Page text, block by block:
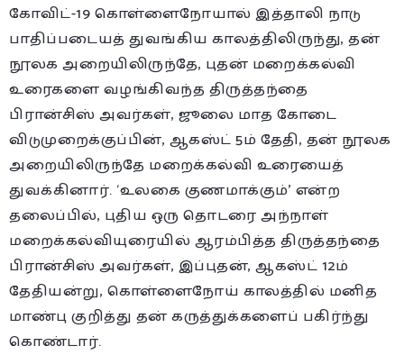
கோவிட்-19 கொள்ளைநோயால் இத்தாலி நாடு
பாதிப்படையத் துவங்கிய காலத்திலிருந்து, தன்
நூலக அறையிலிருந்தே, புதன் மறைக்கல்வி
உரைகளை வழங்கிவந்த திருத்தந்தை
பிரான்சிஸ் அவர்கள், ஜூலை மாத கோடை
விடுமுறைக்குப்பின், ஆகஸ்ட் 5ம் தேதி, தன் நூலக
அறையிலிருந்தே மறைக்கல்வி உரையைத்
துவக்கினார். ‘உலகை குணமாக்கும்’ என்ற
தலைப்பில், புதிய ஒரு தொடரை அந்நாள்
மறைக்கல்வியுரையில் ஆரம்பித்த திருத்தந்தை
பிரான்சிஸ் அவர்கள், இப்புதன், ஆகஸ்ட் 12ம்
தேதியன்று, கொள்ளைநோய் காலத்தில் மனித
மாண்பு குறித்து தன் கருத்துக்களைப் பகிர்ந்து
கொண்டார்.